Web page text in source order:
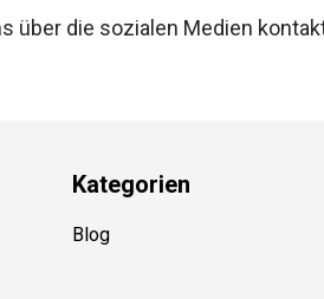
über die sozialen Medien
Kategorien
Blog